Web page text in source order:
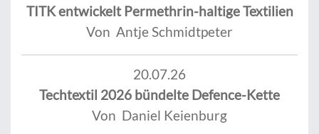
TITK entwickelt Permethrin-haltige Textilien
Von Antje Schmidtpeter
20.07.26
Techtextil 2026 bündelte Defence-Kette
Von Daniel Keienburg